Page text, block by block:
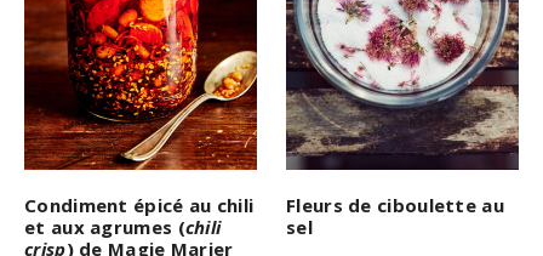
Condiment épicé au chili
et aux agrumes (chili
crisp) de Magie Marier
Fleurs de ciboulette au
sel